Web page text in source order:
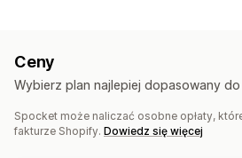
Produkty dla niemowląt
Produkty dla zwierząt Meble
Motoryzacja
Dojrzałe produkty
Narzędzia projektowe
Personalizacja Niestandardowe
Produkty
Ceny
Wybierz plan najlepiej dopasowany
Spocket może naliczać osobne opłaty,
fakturze Shopify. Dowiedz się więcej